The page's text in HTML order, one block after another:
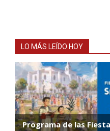
LO MÁS LEÍDO HOY